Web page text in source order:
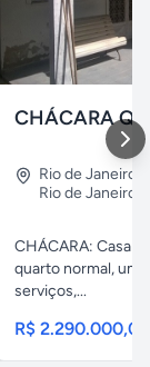
Rio de Janeiro
Rio de Janeiro
CHÁCARA: Casa
quarto normal,
serviços,...
R$ 2.290.000,00